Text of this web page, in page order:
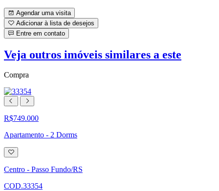
Agendar uma visita
Adicionar à lista de desejos
Entre em contato
Veja outros imóveis similares a este
Compra
R$749.000
Apartamento - 2 Dorms
Adicionar
à
lista
de
Centro - Passo Fundo/RS
COD.33354